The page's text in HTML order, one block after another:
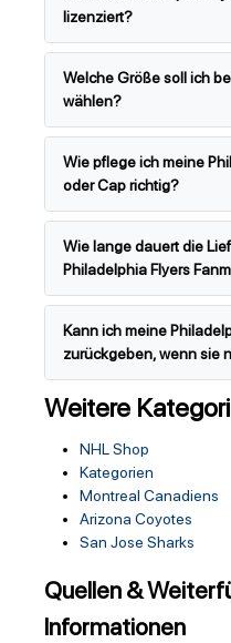
lizenziert?
Welche Größe soll ich
wählen?
Wie pflege ich meine
oder Cap richtig?
Wie lange dauert die
Philadelphia Flyers
Kann ich meine
zurückgeben, wenn sie
Weitere
NHL Shop
Kategorien
Montreal Canadiens
Arizona Coyotes
San Jose Sharks
Quellen &
Informationen